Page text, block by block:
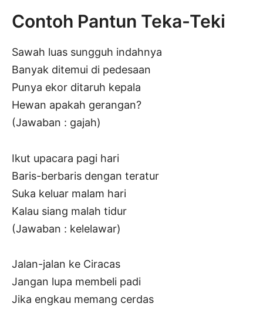
Contoh Pantun Teka-Teki
Sawah luas sungguh indahnya
Banyak ditemui di pedesaan
Punya ekor ditaruh kepala
Hewan apakah gerangan?
(Jawaban : gajah)
Ikut upacara pagi hari
Baris-berbaris dengan teratur
Suka keluar malam hari
Kalau siang malah tidur
(Jawaban : kelelawar)
Jalan-jalan ke Ciracas
Jangan lupa membeli padi
Jika engkau memang cerdas